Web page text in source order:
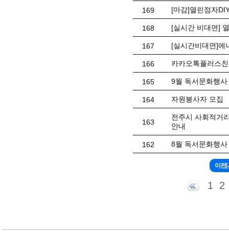
169 [마감]열린점자
168 [실시간 비대면]
167 [실시간비대면]
166 카카오톡플러스
165 9월 독서문화행
164 자원봉사자 모집
163
전주시 사회적거
안내
162 8월 독서문화행
1 2